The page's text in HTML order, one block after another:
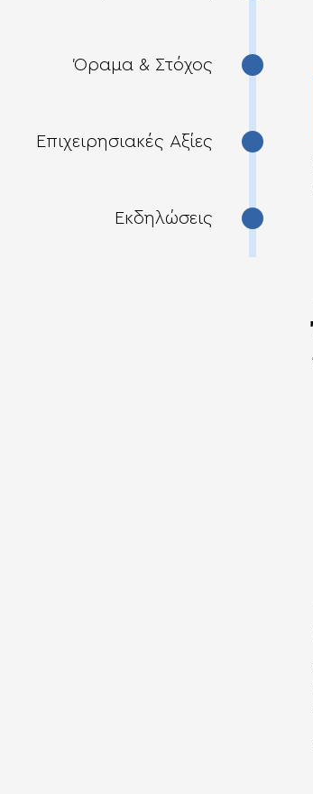
Όραμα & Στόχος
Επιχειρησιακές Αξίες
Εκδηλώσεις